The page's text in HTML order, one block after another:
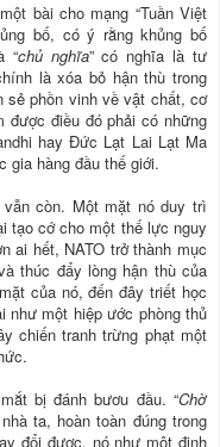
bài cho mạng “Tuần Việt
bố, có ý rằng khủng bố
“chủ nghĩa” có nghĩa là tư
là xóa bỏ hận thù trong
sẻ phồn vinh về vật chất, cơ
được điều đó phải có những
hay Đức Lạt Lai Lạt Ma
gia hàng đầu thế giới.
còn. Một mặt nó duy trì
tạo cớ cho một thế lực nguy
ai hết, NATO trở thành mục
thúc đẩy lòng hận thù của
của nó, đến đây triết học
như một hiệp ước phòng thủ
chiến tranh trừng phạt một
bị đánh bươu đầu. “Chờ
ta, hoàn toàn đúng trong
đổi được, nó như một định